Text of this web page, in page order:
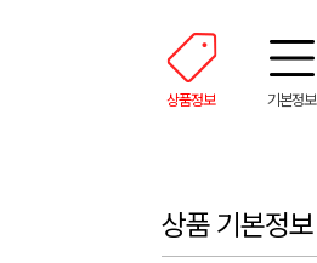
상품정보 기본정보
상품 기본정보